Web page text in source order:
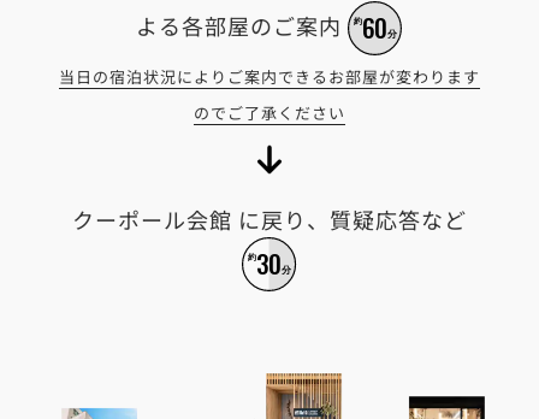
よる各部屋のご案内
60分
約
当日の宿泊状況によりご案内できるお部屋が変わります
のでご了承ください
クーポール会館 に戻り、質疑応答など
30分
約